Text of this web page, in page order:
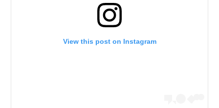
View this post on Instagram